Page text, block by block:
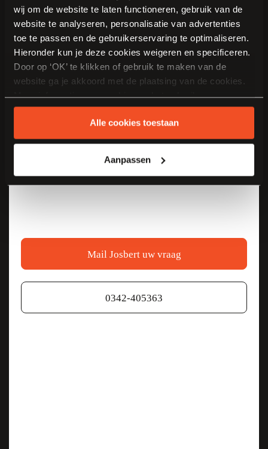
wij om de website te laten functioneren, gebruik van de
website te analyseren, personalisatie van advertenties
toe te passen en de gebruikerservaring te optimaliseren.
Hieronder kun je deze cookies weigeren en specificeren.
Door op ‘OK’ te klikken of gebruik te maken van de
website ga je akkoord met de plaatsing van de cookies.
Meer informatie over cookies en het gebruik van
persoonsgegevens door Van Manen Keukens vind je
Alle cookies toestaan
Aanpassen
Meer weten over deze
keuken?
Vraag het aan Josbert !
ShowroomMail Josbert uw vraag
0342-405363